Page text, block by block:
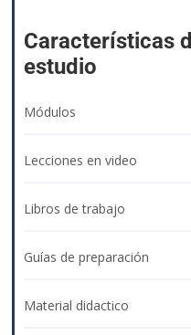
Características
estudio
Módulos
Lecciones en video
Libros de trabajo
Guías de preparación
Material didactico